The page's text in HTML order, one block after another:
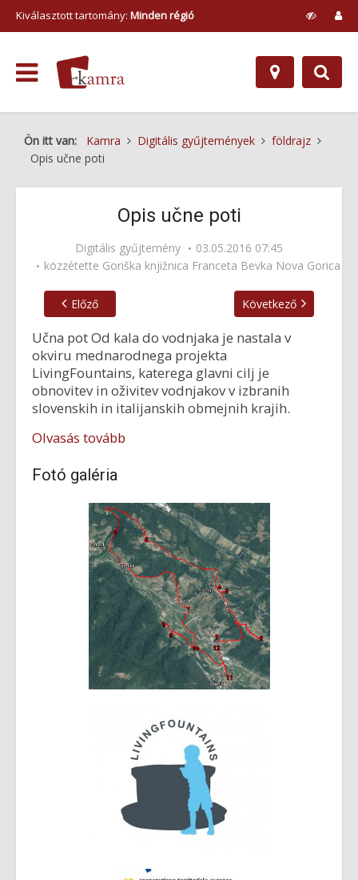
Kiválasztott tartomány: Minden régió
Ön itt van: Kamra Digitális gyűjtemények
földrajz
Opis učne poti
Opis učne poti
Digitális gyűjtemény
03.05.2016 07:45
közzétette Goriška knjižnica Franceta Bevka Nova Gorica
Előző Következő
Učna pot Od kala do vodnjaka je nastala v
okviru mednarodnega projekta
LivingFountains, katerega glavni cilj je
obnovitev in oživitev vodnjakov v izbranih
slovenskih in italijanskih obmejnih krajih.
Olvasás tovább
Fotó galéria